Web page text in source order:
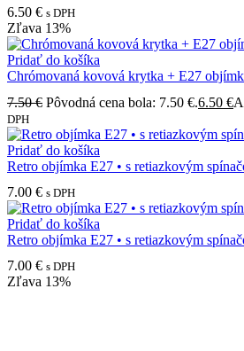
6.50 € s DPH
Zľava 13%
Pridať do košíka
Chrómovaná kovová krytka + E27
7.50€ Pôvodná cena bola: 7.50 €.6.50 €
DPH
Pridať do košíka
Retro objímka E27 • s retiazkovým
7.00 € s DPH
Pridať do košíka
Retro objímka E27 • s retiazkovým
7.00 € s DPH
Zľava 13%